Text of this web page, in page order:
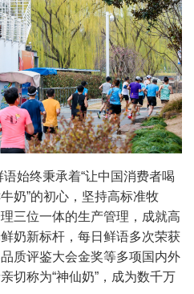
始终秉承着“让中国消费者喝
奶”的初心，坚持高标准牧
三位一体的生产管理，成就高
奶新标杆，每日鲜语多次荣获
质评鉴大会金奖等多项国内外
切称为“神仙奶”，成为数千万